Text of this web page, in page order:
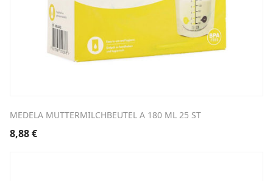
MEDELA MUTTERMILCHBEUTEL A 180 ML 25 ST
8,88€